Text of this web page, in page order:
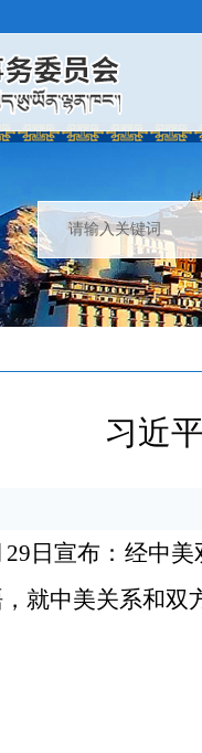
习近
日宣布：经中
就中美关系和双